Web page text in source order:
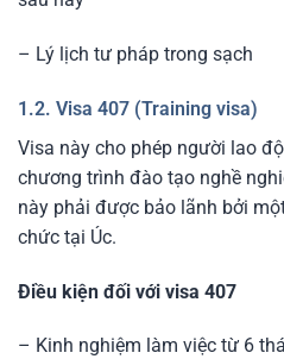
– Lý lịch tư pháp trong sạch
1.2. Visa 407 (Training visa)
Visa này cho phép người lao
chương trình đào tạo nghề
này phải được bảo lãnh bởi
chức tại Úc.
Điều kiện đối với visa 407
– Kinh nghiệm làm việc từ 6